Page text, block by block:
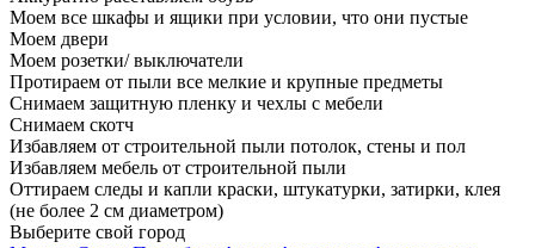
Моем все шкафы и ящики при условии, что они пустые
Моем двери
Моем розетки/ выключатели
Протираем от пыли все мелкие и крупные предметы
Снимаем защитную пленку и чехлы с мебели
Снимаем скотч
Избавляем от строительной пыли потолок, стены и пол
Избавляем мебель от строительной пыли
Оттираем следы и капли краски, штукатурки, затирки, клея
(не более 2 см диаметром)
Выберите свой город